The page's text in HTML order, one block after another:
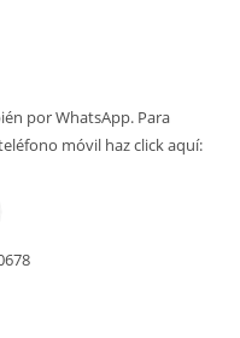
por WhatsApp. Para
móvil haz click aquí: